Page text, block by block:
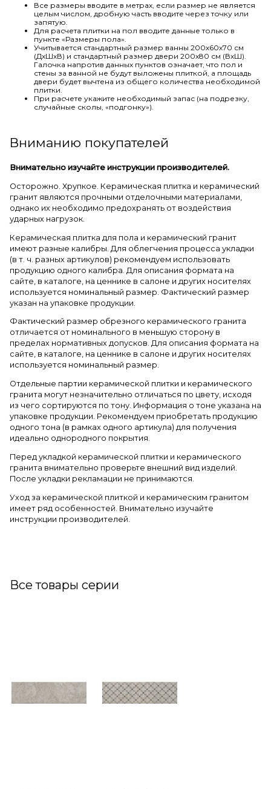
Все размеры вводите в метрах, если размер не является
целым числом, дробную часть вводите через точку или
запятую.
Для расчета плитки на пол вводите данные только в
пункте «Размеры пола».
Учитывается стандартный размер ванны 200х60х70 см
(ДхШхВ) и стандартный размер двери 200х80 см (ВхШ).
Галочка напротив данных пунктов означает, что пол и
стены за ванной не будут выложены плиткой, а площадь
двери будет вычтена из общего количества необходимой
плитки.
При расчете укажите необходимый запас (на подрезку,
случайные сколы, «подгонку»).
Вниманию покупателей
Внимательно изучайте инструкции производителей.
Осторожно. Хрупкое. Керамическая плитка и керамический
гранит являются прочными отделочными материалами,
однако их необходимо предохранять от воздействия
ударных нагрузок.
Керамическая плитка для пола и керамический гранит
имеют разные калибры. Для облегчения процесса укладки
(в т. ч. разных артикулов) рекомендуем использовать
продукцию одного калибра. Для описания формата на
сайте, в каталоге, на ценнике в салоне и других носителях
используется номинальный размер. Фактический размер
указан на упаковке продукции.
Фактический размер обрезного керамического гранита
отличается от номинального в меньшую сторону в
пределах нормативных допусков. Для описания формата на
сайте, в каталоге, на ценнике в салоне и других носителях
используется номинальный размер.
Отдельные партии керамической плитки и керамического
гранита могут незначительно отличаться по цвету, исходя
из чего сортируются по тону. Информация о тоне указана на
упаковке продукции. Рекомендуем приобретать продукцию
одного тона (в рамках одного артикула) для получения
идеально однородного покрытия.
Перед укладкой керамической плитки и керамического
гранита внимательно проверьте внешний вид изделий.
После укладки рекламации не принимаются.
Уход за керамической плиткой и керамическим гранитом
имеет ряд особенностей. Внимательно изучайте
инструкции производителей.
Все товары серии